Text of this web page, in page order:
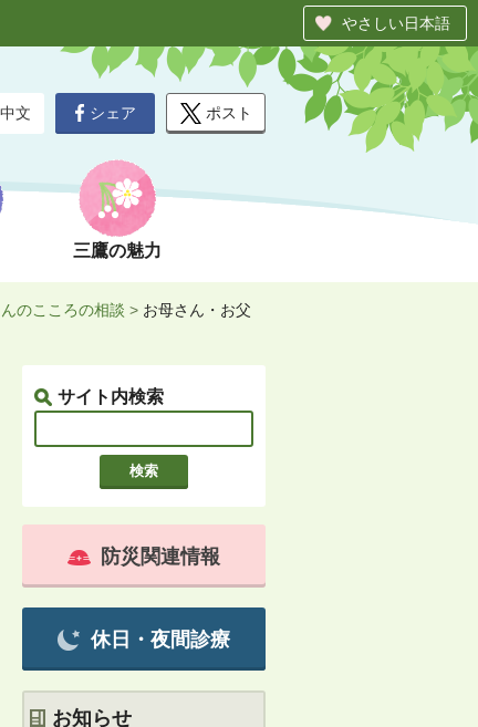
やさしい日本語
中文
三鷹の魅力
シェア ポスト
のこころの相談 > お母さん・お父
サイト内検索
防災関連情報
休日・夜間診療
お知らせ